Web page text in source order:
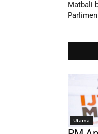
Matbali
Parlimen
Utama